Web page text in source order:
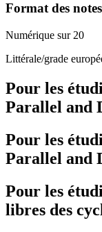
Format des notes
Numérique sur 20
Littérale/grade
Pour les
Parallel and
Pour les
Parallel and
Pour les
libres des